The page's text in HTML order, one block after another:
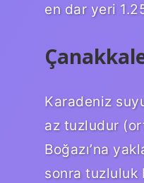
en dar yeri
Karadeniz
az tuzludur
Boğazı’na
sonra tuzluluk